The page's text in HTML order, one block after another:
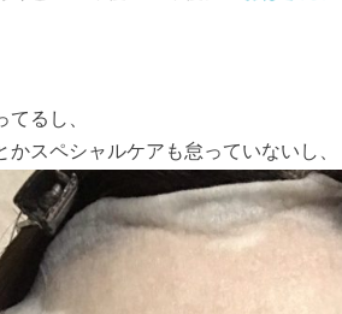
るし、
かスペシャルケアも怠っていないし、